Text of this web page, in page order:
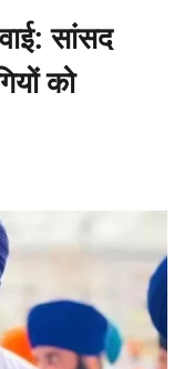
सांसद
को